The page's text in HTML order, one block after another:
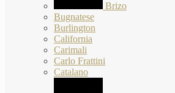
Brizo
Bugnatese
Burlington
California
Carimali
Carlo Frattini
Catalano